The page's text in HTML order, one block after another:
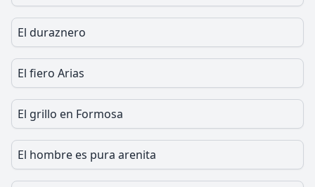
El duraznero
El fiero Arias
El grillo en Formosa
El hombre es pura arenita